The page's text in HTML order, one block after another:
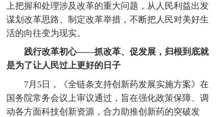
上把握和处理涉及改革的重大问题，从人民利益出发
谋划改革思路、制定改革举措，不断把人民对美好生
活的向往变为现实。
践行改革初心——抓改革、促发展，归根到底就
是为了让人民过上更好的日子
7月5日，《全链条支持创新药发展实施方案》在
国务院常务会议上审议通过，旨在强化政策保障、调
动各方面科技创新资源，合力助推创新药的突破发